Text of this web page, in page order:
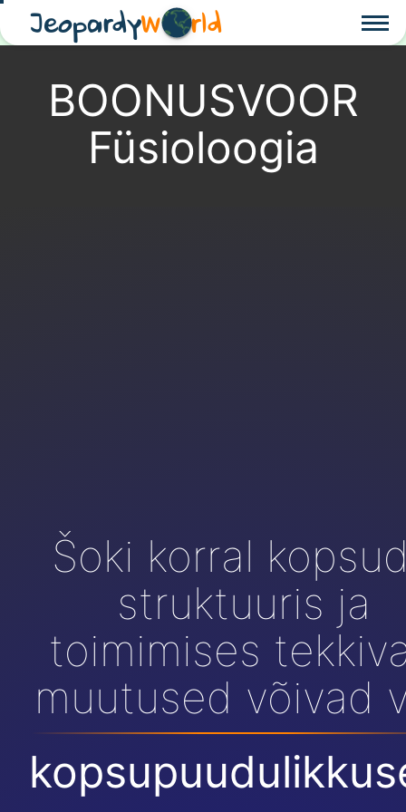
JeopardyW rld
BOONUSVOOR
Füsioloogia
Šoki korral
struktuuris ja
toimimises
muutused võivad